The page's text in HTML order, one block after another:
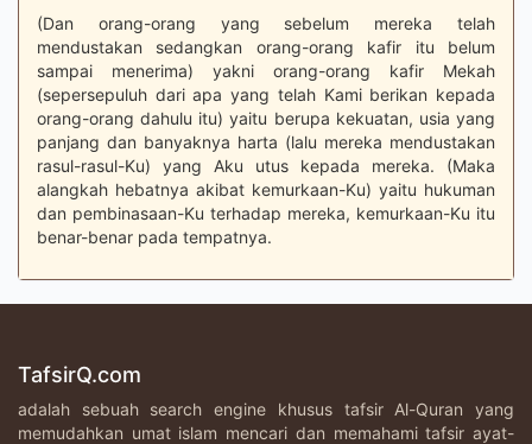
(Dan orang-orang yang sebelum mereka telah
mendustakan sedangkan orang-orang kafir itu belum
sampai menerima) yakni orang-orang kafir Mekah
(sepersepuluh dari apa yang telah Kami berikan kepada
orang-orang dahulu itu) yaitu berupa kekuatan, usia yang
panjang dan banyaknya harta (lalu mereka mendustakan
rasul-rasul-Ku) yang Aku utus kepada mereka. (Maka
alangkah hebatnya akibat kemurkaan-Ku) yaitu hukuman
dan pembinasaan-Ku terhadap mereka, kemurkaan-Ku itu
benar-benar pada tempatnya.
TafsirQ.com
adalah sebuah search engine khusus tafsir Al-Quran yang
memudahkan umat islam mencari dan memahami tafsir ayat-